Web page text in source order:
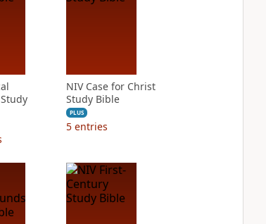
NIV Case for Christ
Study Bible
PLUS
5 entries